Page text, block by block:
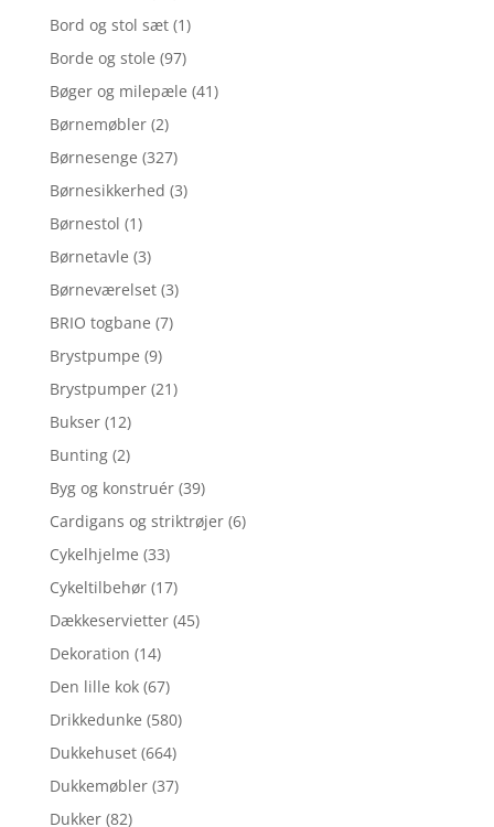
Bord og stol sæt (1)
Borde og stole (97)
Bøger og milepæle (41)
Børnemøbler (2)
Børnesenge (327)
Børnesikkerhed (3)
Børnestol (1)
Børnetavle (3)
Børneværelset (3)
BRIO togbane (7)
Brystpumpe (9)
Brystpumper (21)
Bukser (12)
Bunting (2)
Byg og konstruér (39)
Cardigans og striktrøjer (6)
Cykelhjelme (33)
Cykeltilbehør (17)
Dækkeservietter (45)
Dekoration (14)
Den lille kok (67)
Drikkedunke (580)
Dukkehuset (664)
Dukkemøbler (37)
Dukker (82)